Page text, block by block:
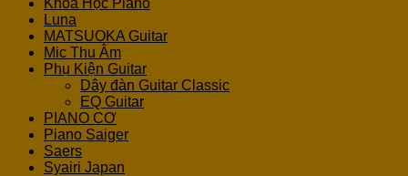
Luna
MATSUOKA Guitar
Mic Thu Âm
Phụ Kiện Guitar
Dây đàn Guitar Classic
EQ Guitar
PIANO CƠ
Piano Saiger
Saers
Syairi Japan